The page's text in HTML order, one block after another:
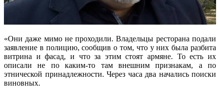
«Они даже мимо не проходили. Владельцы ресторана подали
заявление в полицию, сообщив о том, что у них была разбита
витрина и фасад, и что за этим стоят армяне. То есть их
описали не по каким-то там внешним признакам, а по
этнической принадлежности. Через часа два начались поиски
виновных.